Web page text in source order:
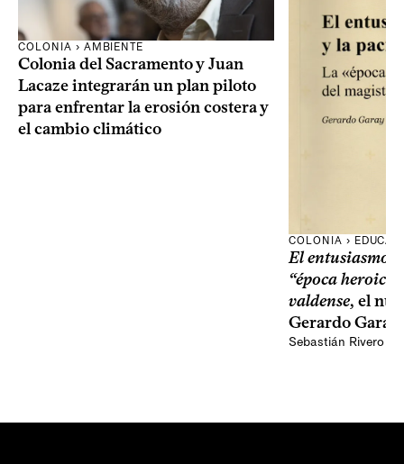
COLONIA › AMBIENTE
Colonia del Sacramento y Juan
Lacaze integrarán un plan piloto
para enfrentar la erosión costera y
el cambio climático
COLONIA ›
El entusiasmo
“época
valdense, el
Gerardo
Sebastián Rivero